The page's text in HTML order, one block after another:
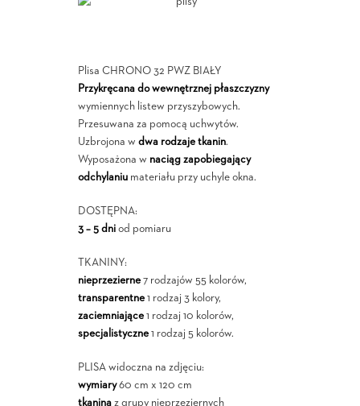
Plisa CHRONO 32 PWZ BIAŁY
Przykręcana do wewnętrznej płaszczyzny
wymiennych listew przyszybowych.
Przesuwana za pomocą uchwytów.
Uzbrojona w dwa rodzaje tkanin.
Wyposażona w naciąg zapobiegający
odchylaniumateriału przy uchyle okna.
DOSTĘPNA:
3 – 5 dniod pomiaru
TKANINY:
nieprzezierne7 rodzajów 55 kolorów,
transparentne1 rodzaj 3 kolory,
zaciemniające1 rodzaj 10 kolorów,
specjalistyczne1 rodzaj 5 kolorów.
PLISA widoczna na zdjęciu:
wymiary60 cm x 120 cm
tkaninaz grupy nieprzeziernych